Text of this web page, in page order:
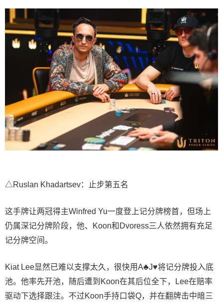
△Ruslan Khadartsev：止步第五名
这手牌让两冠得主Winfred Yu一度登上记分牌榜首，但场上
仍属深记分牌阶段，他、Koon和Dvoress三人依然拥有充足
记分牌空间。
Kiat Lee显然已难以支撑太久，很快用A♣J♥将记分牌投入底
池。他率先开池，随后遭到Koon在其后位全下，Lee在赔率
驱动下选择跟注。不过Koon手持口袋Q，并在翻牌击中暗三